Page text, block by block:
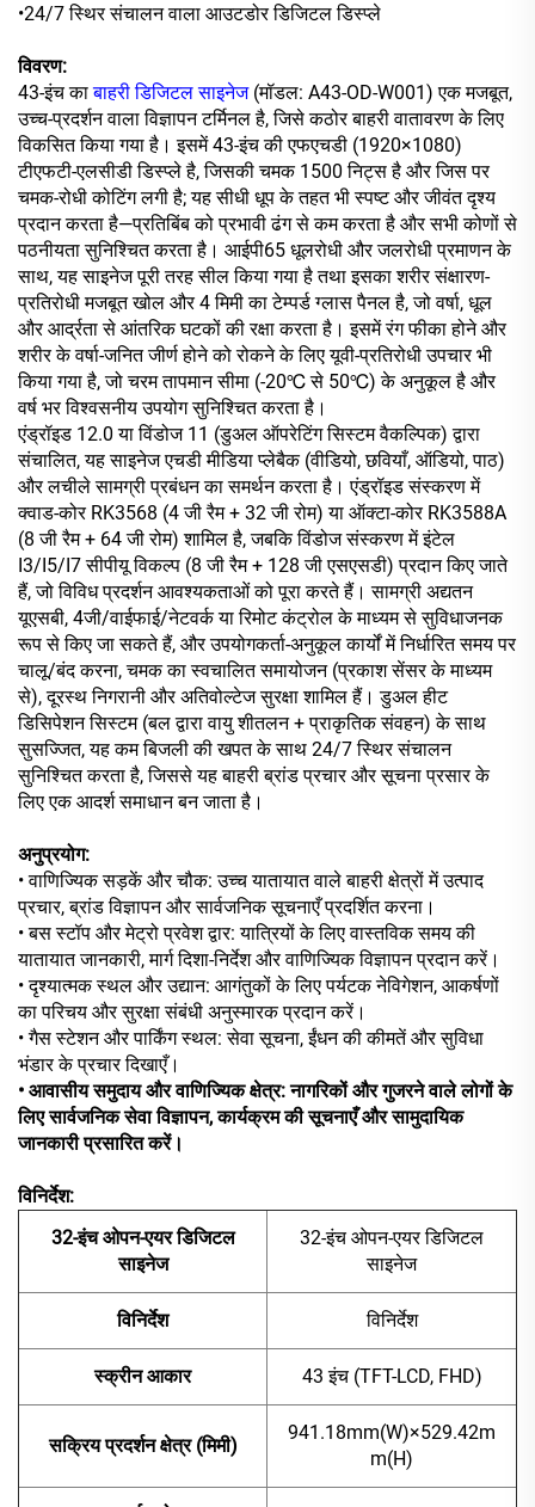
•24/7 स्थिर संचालन वाला आउटडोर डिजिटल डिस्प्ले
विवरण:
43-इंच काबाहरी डिजिटल साइनेज (मॉडल: A43-OD-W001) एक मजबूत,
उच्च-प्रदर्शन वाला विज्ञापन टर्मिनल है, जिसे कठोर बाहरी वातावरण के लिए
विकसित किया गया है। इसमें 43-इंच की एफएचडी (1920×1080)
टीएफटी-एलसीडी डिस्प्ले है, जिसकी चमक 1500 निट्स है और जिस पर
चमक-रोधी कोटिंग लगी है; यह सीधी धूप के तहत भी स्पष्ट और जीवंत दृश्य
प्रदान करता है—प्रतिबिंब को प्रभावी ढंग से कम करता है और सभी कोणों से
पठनीयता सुनिश्चित करता है। आईपी65 धूलरोधी और जलरोधी प्रमाणन के
साथ, यह साइनेज पूरी तरह सील किया गया है तथा इसका शरीर संक्षारण-
प्रतिरोधी मजबूत खोल और 4 मिमी का टेम्पर्ड ग्लास पैनल है, जो वर्षा, धूल
और आर्द्रता से आंतरिक घटकों की रक्षा करता है। इसमें रंग फीका होने और
शरीर के वर्षा-जनित जीर्ण होने को रोकने के लिए यूवी-प्रतिरोधी उपचार भी
किया गया है, जो चरम तापमान सीमा (-20℃ से 50℃) के अनुकूल है और
वर्ष भर विश्वसनीय उपयोग सुनिश्चित करता है।
एंड्रॉइड 12.0 या विंडोज 11 (डुअल ऑपरेटिंग सिस्टम वैकल्पिक) द्वारा
संचालित, यह साइनेज एचडी मीडिया प्लेबैक (वीडियो, छवियाँ, ऑडियो, पाठ)
और लचीले सामग्री प्रबंधन का समर्थन करता है। एंड्रॉइड संस्करण में
क्वाड-कोर RK3568 (4 जी रैम + 32 जी रोम) या ऑक्टा-कोर RK3588A
(8 जी रैम + 64 जी रोम) शामिल है, जबकि विंडोज संस्करण में इंटेल
I3/I5/I7 सीपीयू विकल्प (8 जी रैम + 128 जी एसएसडी) प्रदान किए जाते
हैं, जो विविध प्रदर्शन आवश्यकताओं को पूरा करते हैं। सामग्री अद्यतन
यूएसबी, 4जी/वाईफाई/नेटवर्क या रिमोट कंट्रोल के माध्यम से सुविधाजनक
रूप से किए जा सकते हैं, और उपयोगकर्ता-अनुकूल कार्यों में निर्धारित समय पर
चालू/बंद करना, चमक का स्वचालित समायोजन (प्रकाश सेंसर के माध्यम
से), दूरस्थ निगरानी और अतिवोल्टेज सुरक्षा शामिल हैं। डुअल हीट
डिसिपेशन सिस्टम (बल द्वारा वायु शीतलन + प्राकृतिक संवहन) के साथ
सुसज्जित, यह कम बिजली की खपत के साथ 24/7 स्थिर संचालन
सुनिश्चित करता है, जिससे यह बाहरी ब्रांड प्रचार और सूचना प्रसार के
लिए एक आदर्श समाधान बन जाता है।
अनुप्रयोग:
• वाणिज्यिक सड़कें और चौक: उच्च यातायात वाले बाहरी क्षेत्रों में उत्पाद
प्रचार, ब्रांड विज्ञापन और सार्वजनिक सूचनाएँ प्रदर्शित करना।
• बस स्टॉप और मेट्रो प्रवेश द्वार: यात्रियों के लिए वास्तविक समय की
यातायात जानकारी, मार्ग दिशा-निर्देश और वाणिज्यिक विज्ञापन प्रदान करें।
• दृश्यात्मक स्थल और उद्यान: आगंतुकों के लिए पर्यटक नेविगेशन, आकर्षणों
का परिचय और सुरक्षा संबंधी अनुस्मारक प्रदान करें।
• गैस स्टेशन और पार्किंग स्थल: सेवा सूचना, ईंधन की कीमतें और सुविधा
भंडार के प्रचार दिखाएँ।
• आवासीय समुदाय और वाणिज्यिक क्षेत्र: नागरिकों और गुजरने वाले लोगों के
लिए सार्वजनिक सेवा विज्ञापन, कार्यक्रम की सूचनाएँ और सामुदायिक
जानकारी प्रसारित करें।
विनिर्देश:
32-इंच ओपन-एयर डिजिटल
साइनेज
32-इंच ओपन-एयर डिजिटल
साइनेज
विनिर्देश विनिर्देश
स्क्रीन आकार 43 इंच (TFT-LCD, FHD)
सक्रिय प्रदर्शन क्षेत्र (मिमी)
941.18mm(W)×529.42m
m(H)